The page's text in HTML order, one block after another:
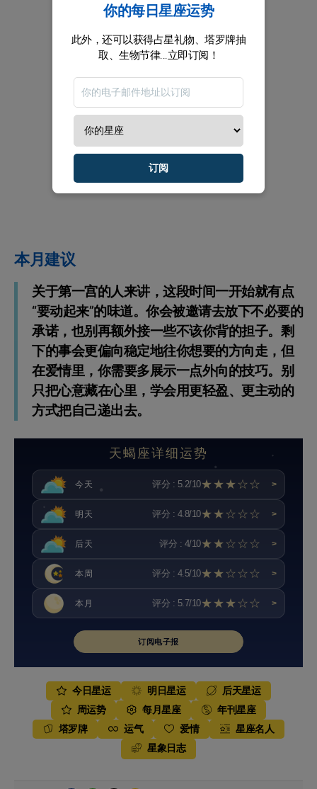
本月建议
关于第一宫的人来讲，这段时间一开始就有点
“要动起来”的味道。你会被邀请去放下不必要的
承诺，也别再额外接一些不该你背的担子。剩
下的事会更偏向稳定地往你想要的方向走，但
在爱情里，你需要多展示一点外向的技巧。别
只把心意藏在心里，学会用更轻盈、更主动的
方式把自己递出去。
天蝎座详细运势
今天 评分 : 5.2/10★★★☆☆ >
明天 评分 : 4.8/10★★☆☆☆ >
后天 评分 : 4/10★★☆☆☆ >
本周 评分 : 4.5/10★★☆☆☆ >
本月 评分 : 5.7/10★★★☆☆ >
订阅电子报
今日星运 明日星运
后天星运
周运势
每月星座
年刊星座
塔罗牌
运气 爱情
星座名人
星象日志
你的每日星座运势
此外，还可以获得占星礼物、塔罗牌抽
取、生物节律...立即订阅！
订阅